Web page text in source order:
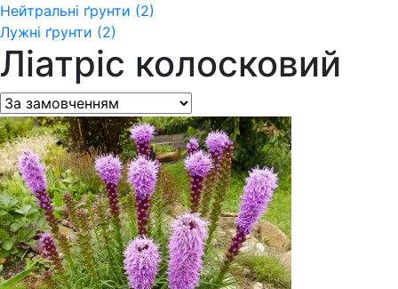
Нейтральні ґрунти (2)
Лужні ґрунти (2)
Ліатріс колосковий